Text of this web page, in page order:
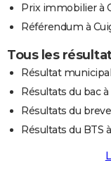
Prix immobilier à
Référendum à
Tous les
Résultat
Résultats du bac
Résultats du
Résultats du BTS